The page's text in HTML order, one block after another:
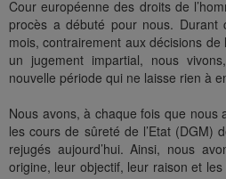
Cour européenne des droits de
procès a débuté pour nous. Durant
mois, contrairement aux décisions
un jugement impartial, nous
nouvelle période qui ne laisse rien à
Nous avons, à chaque fois que nous
les cours de sûreté de l’Etat (DGM)
rejugés aujourd’hui. Ainsi, nous
origine, leur objectif, leur raison et